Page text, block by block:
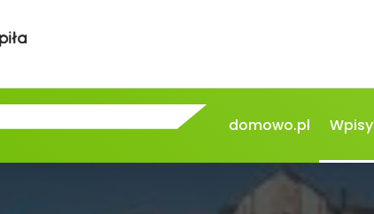
domowo.pl Wpisy